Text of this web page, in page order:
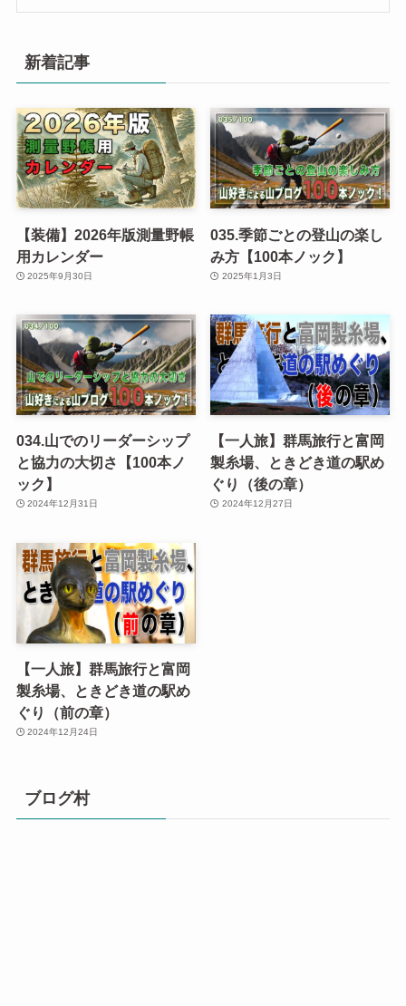
新着記事
【装備】2026年版測量野帳
用カレンダー
2025年9月30日
035.季節ごとの登山の楽し
み方【100本ノック】
2025年1月3日
034.山でのリーダーシップ
と協力の大切さ【100本ノ
ック】
2024年12月31日
【一人旅】群馬旅行と富岡
製糸場、ときどき道の駅め
ぐり（後の章）
2024年12月27日
【一人旅】群馬旅行と富岡
製糸場、ときどき道の駅め
ぐり（前の章）
2024年12月24日
ブログ村